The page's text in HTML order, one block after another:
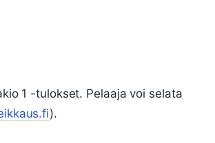
1 -tulokset. Pelaaja voi selata
).